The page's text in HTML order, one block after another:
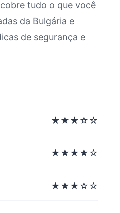
de Qualidade
tudo o que você
da Bulgária e
de segurança e
★★★☆☆
★★★★☆
★★★☆☆